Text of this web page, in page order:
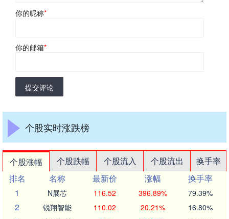
你的昵称*
你的邮箱*
提交评论
个股实时涨跌榜
个股涨幅 个股跌幅 个股流入 个股流出
换手率
排名
名称 最新价 涨幅
换手率
1
N展芯 116.52 396.89% 79.39%
2 锐翔智能 110.02 20.21% 16.80%